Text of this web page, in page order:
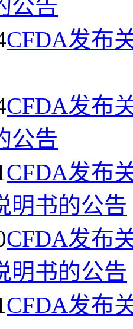
公告
CFDA发布
CFDA发布
公告
CFDA发布
明书的公告
CFDA发布
明书的公告
CFDA发布